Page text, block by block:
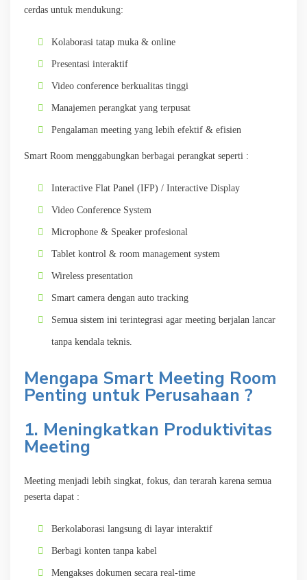
cerdas untuk mendukung:
Kolaborasi tatap muka & online
Presentasi interaktif
Video conference berkualitas tinggi
Manajemen perangkat yang terpusat
Pengalaman meeting yang lebih efektif & efisien
Smart Room menggabungkan berbagai perangkat seperti :
Interactive Flat Panel (IFP) / Interactive Display
Video Conference System
Microphone & Speaker profesional
Tablet kontrol & room management system
Wireless presentation
Smart camera dengan auto tracking
Semua sistem ini terintegrasi agar meeting berjalan lancar
tanpa kendala teknis.
Mengapa Smart Meeting Room
Penting untuk Perusahaan ?
1. Meningkatkan Produktivitas
Meeting
Meeting menjadi lebih singkat, fokus, dan terarah karena semua
peserta dapat :
Berkolaborasi langsung di layar interaktif
Berbagi konten tanpa kabel
Mengakses dokumen secara real-time